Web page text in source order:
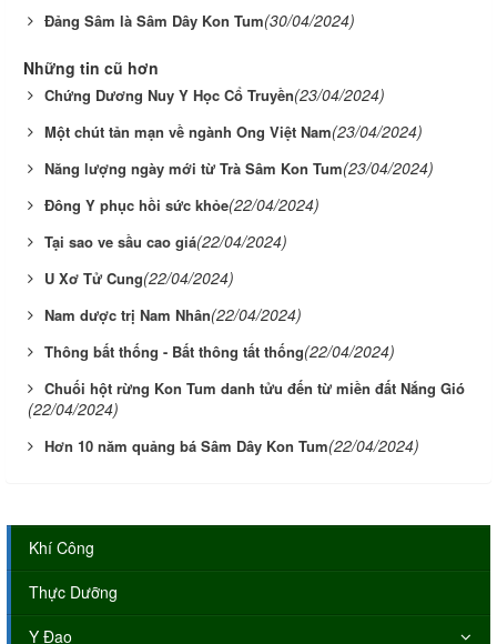
Đảng Sâm là Sâm Dây Kon Tum(30/04/2024)
Những tin cũ hơn
Chứng Dương Nuy Y Học Cổ Truyền(23/04/2024)
Một chút tản mạn về ngành Ong Việt Nam(23/04/2024)
Năng lượng ngày mới từ Trà Sâm Kon Tum(23/04/2024)
Đông Y phục hồi sức khỏe(22/04/2024)
Tại sao ve sầu cao giá(22/04/2024)
U Xơ Tử Cung(22/04/2024)
Nam dược trị Nam Nhân(22/04/2024)
Thông bất thống - Bất thông tất thống(22/04/2024)
Chuối hột rừng Kon Tum danh tửu đến từ miền đất Nắng Gió
(22/04/2024)
Hơn 10 năm quảng bá Sâm Dây Kon Tum(22/04/2024)
Khí Công
Thực Dưỡng
Y Đạo